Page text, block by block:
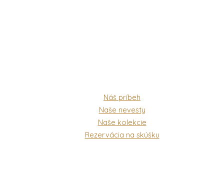
Náš príbeh
Naše nevesty
Naše kolekcie
Rezervácia na skúšku